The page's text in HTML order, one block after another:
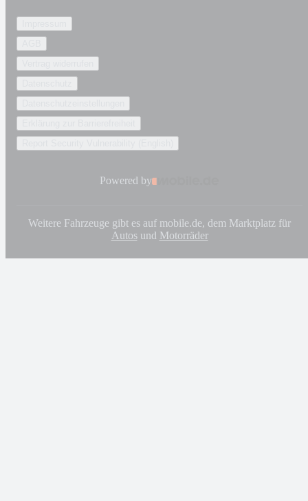
Powered by
Weitere Fahrzeuge gibt es auf mobile.de, dem Marktplatz für
Autosund Motorräder